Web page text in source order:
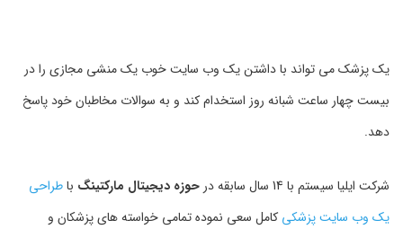
یک پزشک می تواند با داشتن یک وب سایت خوب یک منشی مجازی را در
بیست چهار ساعت شبانه روز استخدام کند و به سوالات مخاطبان خود پاسخ
دهد.
شرکت ایلیا سیستم با 14 سال سابقه در حوزه دیجیتال مارکتینگ باطراحی
یک وب سایت پزشکی کامل سعی نموده تمامی خواسته های پزشکان و